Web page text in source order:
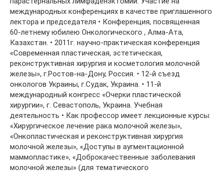
международных конференциях в качестве приглашенного
лектора и председателя • Конференция, посвященная
60-летнему юбилею Онкологического , Алма-Ата,
Казахстан. • 2011г. научно-практическая конференция
«Современная пластическая, эстетическая,
реконструктивная хирургия и косметология молочной
железы», г.Ростов-на-Дону, Россия. • 12-й съезд
онкологов Украины, г.Судак, Украина. • 11-й
международный конгресс «Очерки пластической
хирургии», г. Севастополь, Украина. Учебная
деятельность • Как профессор имеет лекционные курсы:
«Хирургическое лечение рака молочной железы»,
«Онкопластическая и реконструктивная хирургия
молочной железы», «Доступы в аугментационной
маммопластике», «Доброкачественные заболевания
молочной железы» (для тематического